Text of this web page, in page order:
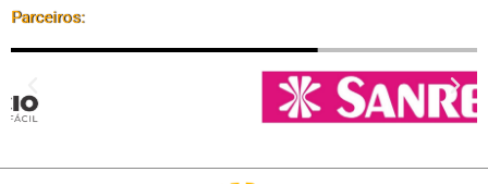
Parceiros: